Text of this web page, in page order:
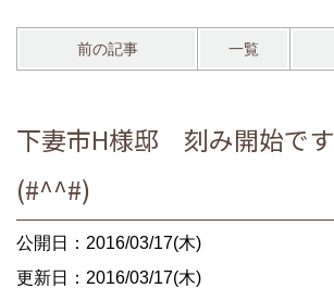
前の記事 一覧
下妻市H様邸 刻み開始です
(#^^#)
公開日：2016/03/17(木)
更新日：2016/03/17(木)